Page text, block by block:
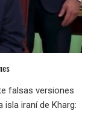
falsas versiones
iraní de Kharg: